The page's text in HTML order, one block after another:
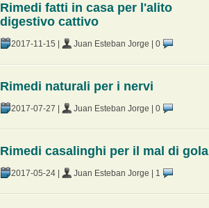
Rimedi fatti in casa per l'alito
digestivo cattivo
2017-11-15 Juan Esteban Jorge 0
Rimedi naturali per i nervi
2017-07-27 Juan Esteban Jorge 0
Rimedi casalinghi per il mal di gola
2017-05-24 Juan Esteban Jorge 1